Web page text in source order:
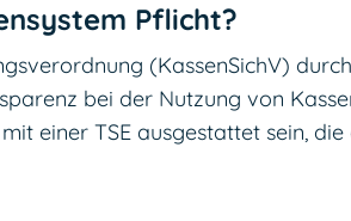
Pflicht?
(KassenSichV)
bei der Nutzung von
einer TSE ausgestattet sein,